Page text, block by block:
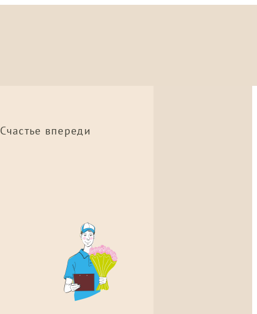
Счастье впереди